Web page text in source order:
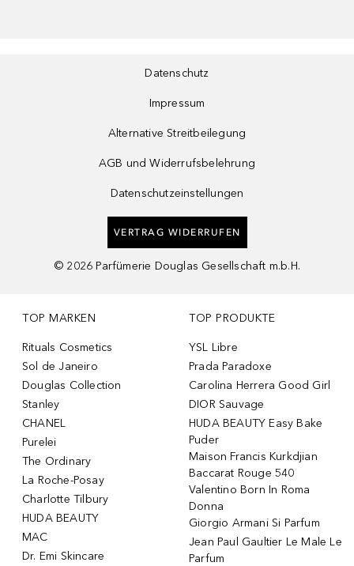
Datenschutz
Impressum
Alternative Streitbeilegung
AGB und Widerrufsbelehrung
Datenschutzeinstellungen
VERTRAG WIDERRUFEN
© 2026 Parfümerie Douglas Gesellschaft m.b.H.
TOP MARKEN
Rituals Cosmetics
Sol de Janeiro
Douglas Collection
Stanley
CHANEL
Purelei
The Ordinary
La Roche-Posay
Charlotte Tilbury
HUDA BEAUTY
MAC
Dr. Emi Skincare
TOP PRODUKTE
YSL Libre
Prada Paradoxe
Carolina Herrera Good Girl
DIOR Sauvage
HUDA BEAUTY Easy Bake
Puder
Maison Francis Kurkdjian
Baccarat Rouge 540
Valentino Born In Roma
Donna
Giorgio Armani Si Parfum
Jean Paul Gaultier Le Male Le
Parfum